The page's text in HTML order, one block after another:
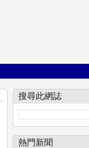
搜尋此網誌
熱門新聞